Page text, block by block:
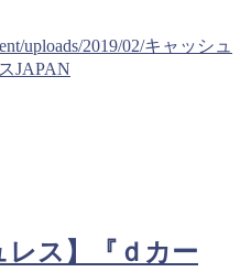
uploads/2019/02/キャッシュ
JAPAN
レス】『ｄカー